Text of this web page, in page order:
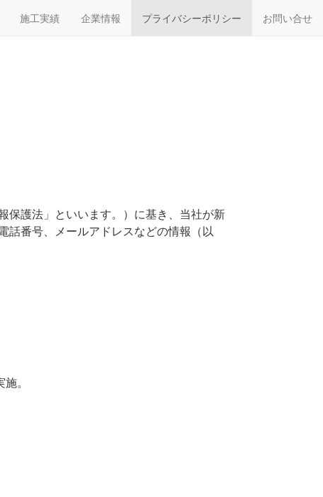
施工実績 企業情報 プライバシーポリシー お問い合せ
保護法」といいます。）に基き、当社が新
話番号、メールアドレスなどの情報（以
。